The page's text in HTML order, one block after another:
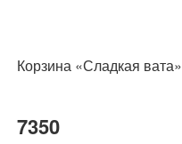
Корзина «Сладкая вата»
7350